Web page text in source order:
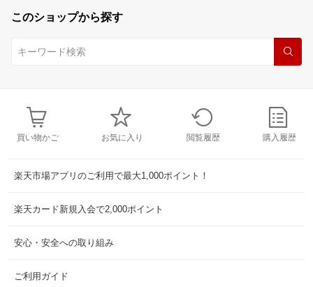
このショップから探す
買い物かご お気に入り 閲覧履歴 購入履歴
楽天市場アプリのご利用で最大1,000ポイント！
楽天カード新規入会で2,000ポイント
安心・安全への取り組み
ご利用ガイド